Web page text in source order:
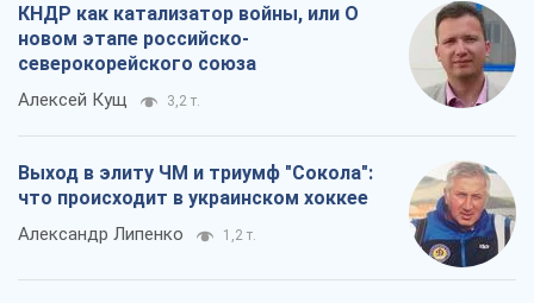
КНДР как катализатор войны, или О
новом этапе российско-
северокорейского союза
Алексей Кущ 3,2 т.
Выход в элиту ЧМ и триумф "Сокола":
что происходит в украинском хоккее
Александр Липенко 1,2 т.